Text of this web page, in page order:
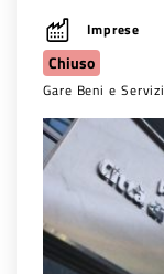
Imprese
Chiuso
Gare Beni e Servizi